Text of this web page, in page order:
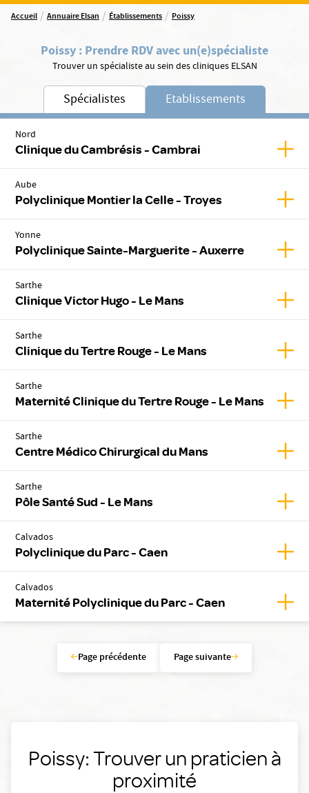
Accueil / Annuaire Elsan / Établissements / Poissy
Poissy : Prendre RDV avec un(e)spécialiste
Trouver un spécialiste au sein des cliniques ELSAN
Spécialistes Etablissements
Nord
Clinique du Cambrésis - Cambrai
Aube
Polyclinique Montier la Celle - Troyes
Yonne
Polyclinique Sainte-Marguerite - Auxerre
Sarthe
Clinique Victor Hugo - Le Mans
Sarthe
Clinique du Tertre Rouge - Le Mans
Sarthe
Maternité Clinique du Tertre Rouge - Le Mans
Sarthe
Centre Médico Chirurgical du Mans
Sarthe
Pôle Santé Sud - Le Mans
Calvados
Polyclinique du Parc - Caen
Calvados
Maternité Polyclinique du Parc - Caen
Page précédente Page suivante
Poissy: Trouver un praticien à
proximité